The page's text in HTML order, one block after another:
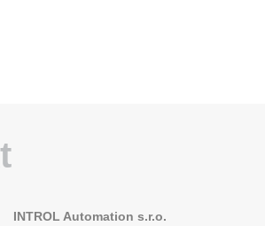
INTROL Automation s.r.o.